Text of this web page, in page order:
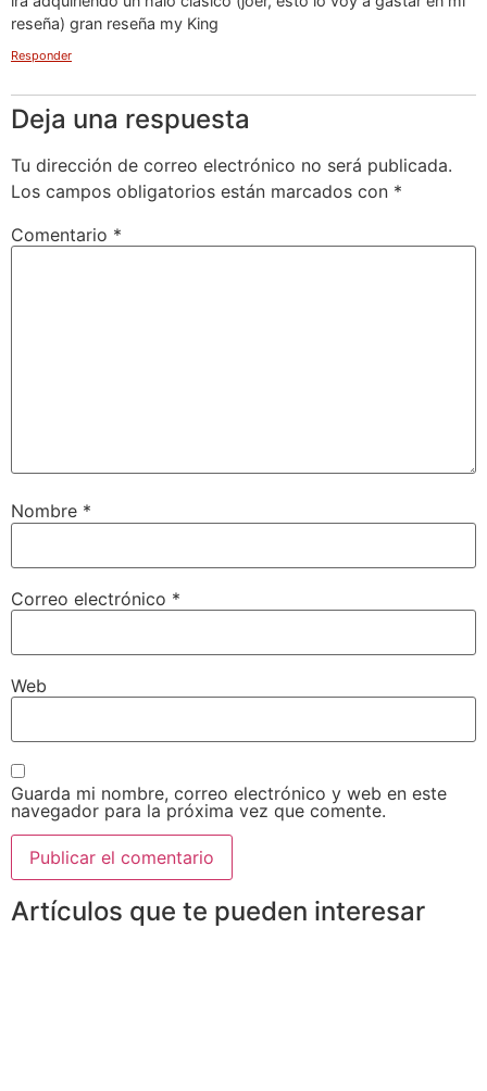
reseña) gran reseña my King
Responder
Deja una respuesta
Tu dirección de correo electrónico no será publicada.
Los campos obligatorios están marcados con *
Comentario *
Nombre *
Correo electrónico *
Web
Guarda mi nombre, correo electrónico y web en este
navegador para la próxima vez que comente.
Artículos que te pueden interesar